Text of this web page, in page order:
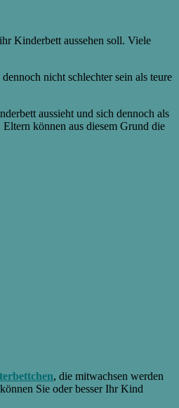
Kinderbett aussehen soll. Viele
dennoch nicht schlechter sein als teure
aussieht und sich dennoch als
Eltern können aus diesem Grund die
, die mitwachsen werden
können Sie oder besser Ihr Kind